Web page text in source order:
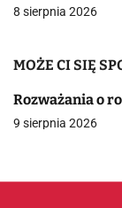
8 sierpnia 2026
MOŻE CI SIĘ
Rozważania o
9 sierpnia 2026